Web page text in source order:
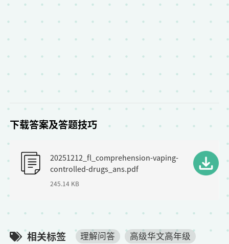
下载答案及答题技巧
20251212_fl_comprehension-vaping-
controlled-drugs_ans.pdf
245.14 KB
相关标签 理解问答
高级华文高年级